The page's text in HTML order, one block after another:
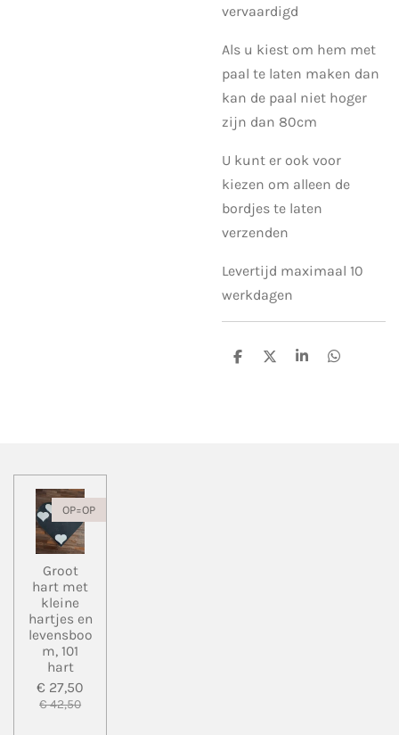
vervaardigd
Als u kiest om hem met
paal te laten maken dan
kan de paal niet hoger
zijn dan 80cm
U kunt er ook voor
kiezen om alleen de
bordjes te laten
verzenden
Levertijd maximaal 10
werkdagen
D
D
S
D
OP=OP
Groot
hart met
kleine
hartjes en
levensboo
m, 101
hart
€ 27,50
€ 42,50